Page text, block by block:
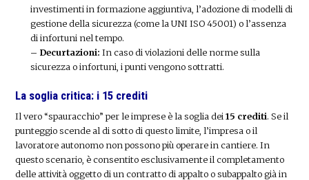
investimenti in formazione aggiuntiva, l’adozione di modelli di
gestione della sicurezza (come la UNI ISO 45001) o l’assenza
di infortuni nel tempo.
– Decurtazioni: In caso di violazioni delle norme sulla
sicurezza o infortuni, i punti vengono sottratti.
La soglia critica: i 15 crediti
Il vero “spauracchio” per le imprese è la soglia dei15 crediti. Se il
punteggio scende al di sotto di questo limite, l’impresa o il
lavoratore autonomo non possono più operare in cantiere. In
questo scenario, è consentito esclusivamente il completamento
delle attività oggetto di un contratto di appalto o subappalto già in